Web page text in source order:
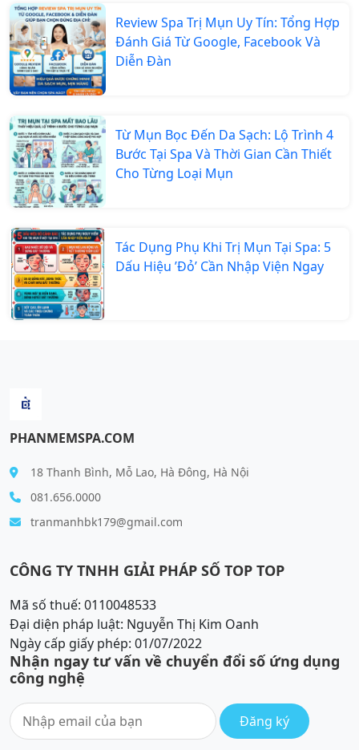
Review Spa Trị Mụn Uy Tín: Tổng Hợp
Đánh Giá Từ Google, Facebook Và
Diễn Đàn
Từ Mụn Bọc Đến Da Sạch: Lộ Trình 4
Bước Tại Spa Và Thời Gian Cần Thiết
Cho Từng Loại Mụn
Tác Dụng Phụ Khi Trị Mụn Tại Spa: 5
Dấu Hiệu ’Đỏ’ Cần Nhập Viện Ngay
PHANMEMSPA.COM
18 Thanh Bình, Mỗ Lao, Hà Đông, Hà Nội
081.656.0000
tranmanhbk179@gmail.com
CÔNG TY TNHH GIẢI PHÁP SỐ TOP TOP
Mã số thuế: 0110048533
Đại diện pháp luật: Nguyễn Thị Kim Oanh
Ngày cấp giấy phép: 01/07/2022
Nhận ngay tư vấn về chuyển đổi số ứng dụng
công nghệ
Đăng ký